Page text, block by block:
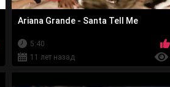
Ariana Grande - Santa Tell Me
5:40
11 лет назад